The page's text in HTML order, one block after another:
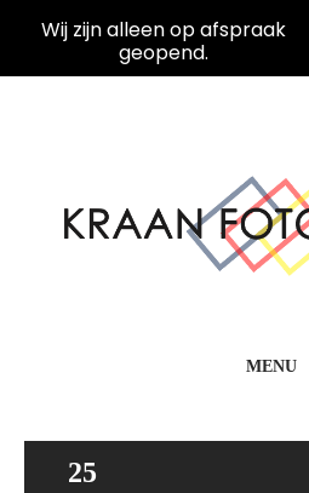
MENU
25
Wij zijn alleen op afspraak
geopend.